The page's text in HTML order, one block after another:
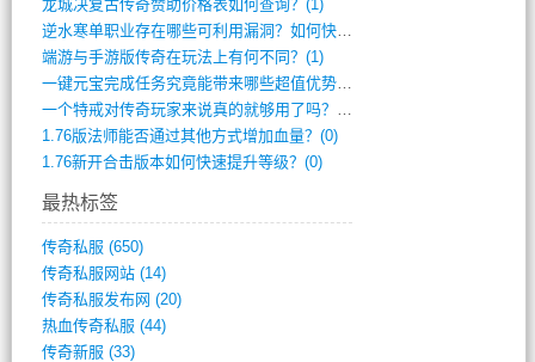
龙城决复古传奇赞助价格表如何查询？(1)
逆水寒单职业存在哪些可利用漏洞？如何快速(1)
端游与手游版传奇在玩法上有何不同？(1)
一键元宝完成任务究竟能带来哪些超值优势？(0)
一个特戒对传奇玩家来说真的就够用了吗？(0)
1.76版法师能否通过其他方式增加血量？(0)
1.76新开合击版本如何快速提升等级？(0)
最热标签
传奇私服 (650)
传奇私服网站(14)
传奇私服发布网 (20)
热血传奇私服 (44)
传奇新服 (33)